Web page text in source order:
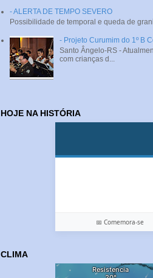
- ALERTA DE TEMPO SEVERO
Possibilidade de temporal e queda de
- Projeto Curumim do 1º B
Santo Ângelo-RS -
com crianças d...
HOJE NA HISTÓRIA
📅 Comemora-se
CLIMA